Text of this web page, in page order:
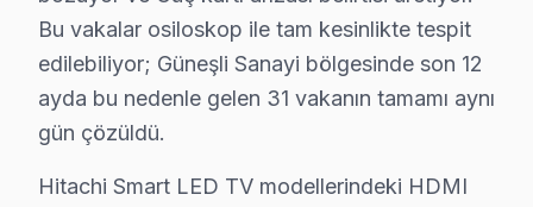
Bağcılar Yakın İlçelerde Hitachi Servisi
· Arnavutköy Hitachi
· Avcılar Hitachi
Bu vakalar osiloskop ile tam kesinlikte tespit
edilebiliyor; Güneşli Sanayi bölgesinde son 12
ayda bu nedenle gelen 31 vakanın tamamı aynı
gün çözüldü.
Hitachi Smart LED TV modellerindeki HDMI